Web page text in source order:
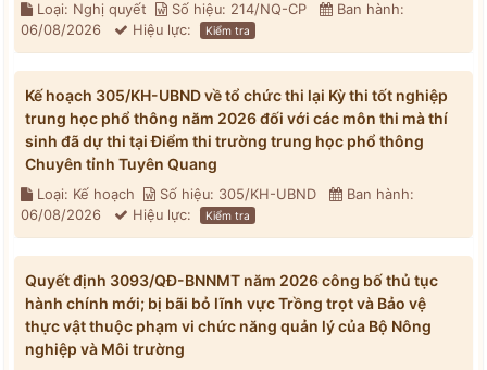
Loại: Nghị quyết Số hiệu: 214/NQ-CP
Ban hành:
06/08/2026
Hiệu lực: Kiểm tra
Kế hoạch 305/KH-UBND về tổ chức thi lại Kỳ thi tốt nghiệp
trung học phổ thông năm 2026 đối với các môn thi mà thí
sinh đã dự thi tại Điểm thi trường trung học phổ thông
Chuyên tỉnh Tuyên Quang
Loại: Kế hoạch Số hiệu: 305/KH-UBND
Ban hành:
06/08/2026
Hiệu lực: Kiểm tra
Quyết định 3093/QĐ-BNNMT năm 2026 công bố thủ tục
hành chính mới; bị bãi bỏ lĩnh vực Trồng trọt và Bảo vệ
thực vật thuộc phạm vi chức năng quản lý của Bộ Nông
nghiệp và Môi trường